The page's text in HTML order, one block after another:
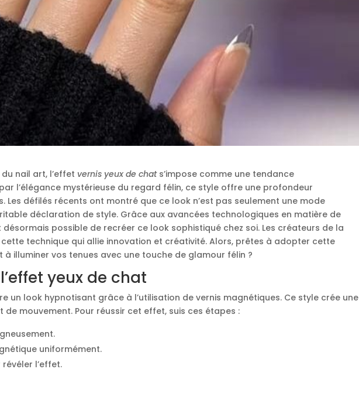
nail art, l’effet vernis yeux de chats’impose comme une tendance
l’élégance mystérieuse du regard félin, ce style offre une profondeur
Les défilés récents ont montré que ce look n’est pas seulement une mode
déclaration de style. Grâce aux avancées technologiques en matière de
désormais possible de recréer ce look sophistiqué chez soi. Les créateurs de la
technique qui allie innovation et créativité. Alors, prêtes à adopter cette
illuminer vos tenues avec une touche de glamour félin ?
yeux de chat
un look hypnotisant grâce à l’utilisation de vernis magnétiques. Ce style crée une
mouvement. Pour réussir cet effet, suis ces étapes :
uniformément.
l’effet.